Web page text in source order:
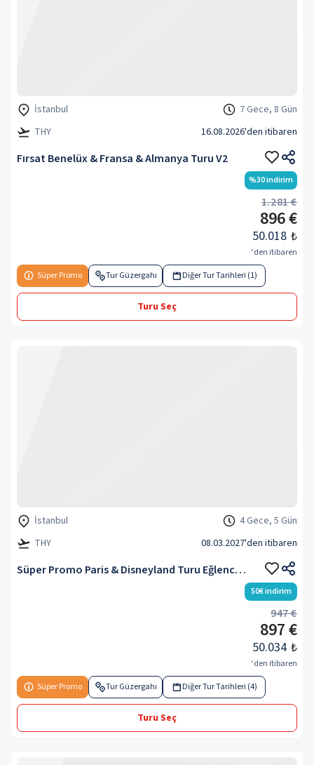
İstanbul
7 Gece, 8 Gün
THY
16.08.2026'den itibaren
Fırsat Benelüx & Fransa & Almanya Turu V2
%30indirim
1.281 €
896 €
50.018 ₺
‘den itibaren
Süper Promo
Tur Güzergahı Diğer Tur Tarihleri (1)
Turu Seç
İstanbul
4 Gece, 5 Gün
THY
08.03.2027'den itibaren
Süper Promo Paris & Disneyland Turu Eğlence Rotası 2027
50€indirim
947 €
897 €
50.034 ₺
‘den itibaren
Süper Promo
Tur Güzergahı Diğer Tur Tarihleri (4)
Turu Seç